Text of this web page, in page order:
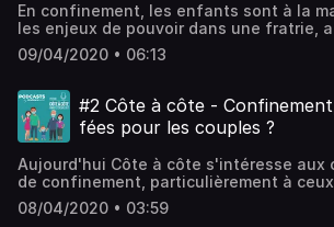
En confinement, les enfants sont à la
les enjeux de pouvoir dans une fratrie,
frères et sœurs sont enfermés en quatre
09/04/2020 • 06:13
#2 Côte à côte -
fées pour les couples ?
Aujourd'hui Côte à côte s'intéresse aux
de confinement, particulièrement à
débuté quelques semaines, quelques
avant cette crise sanitaire sans
08/04/2020 • 03:59